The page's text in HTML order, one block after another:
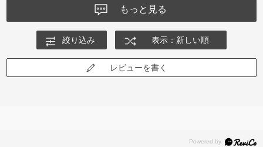
もっと見る
絞り込み 表示：新しい順
レビューを書く